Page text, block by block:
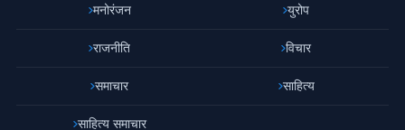
मनोरंजन युरोप
राजनीति विचार
समाचार साहित्य
साहित्य समाचार